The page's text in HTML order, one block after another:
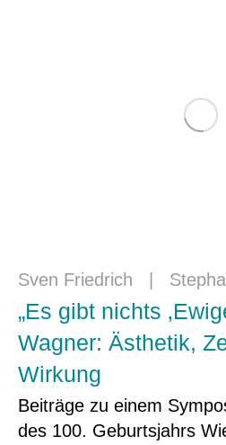
Sven Friedrich
„Es gibt nichts
Wagner: Ästhetik,
Wirkung
Beiträge zu einem
des 100. Geburtsjahrs